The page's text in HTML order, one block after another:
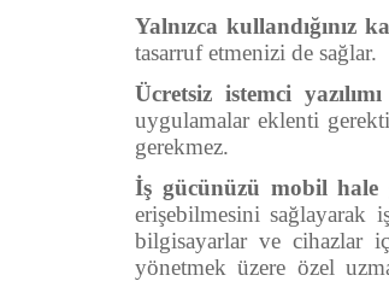
Yalnızca kullandığınız
tasarruf etmenizi de sağlar.
Ücretsiz istemci
uygulamalar eklenti
gerekmez.
İş gücünüzü mobil hale
erişebilmesini sağlayarak
bilgisayarlar ve cihazlar
yönetmek üzere özel